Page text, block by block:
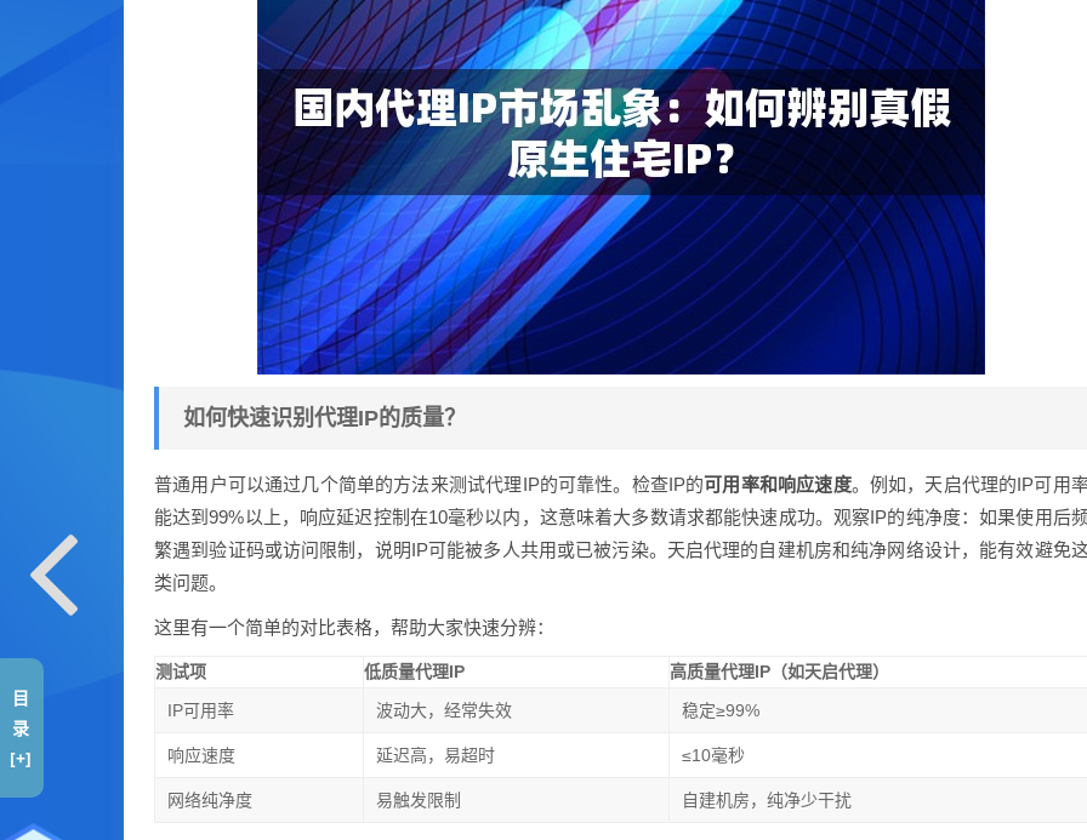
如何快速识别代理IP的质量？
普通用户可以通过几个简单的方法来测试代理IP的可靠性。检查IP的可用率和响应速度。例如，天启代理的IP可用
能达到99%以上，响应延迟控制在10毫秒以内，这意味着大多数请求都能快速成功。观察IP的纯净度：如果使用后
繁遇到验证码或访问限制，说明IP可能被多人共用或已被污染。天启代理的自建机房和纯净网络设计，能有效避免
类问题。
这里有一个简单的对比表格，帮助大家快速分辨：
测试项 低质量代理IP
高质量代理IP（如天启代理）
IP可用率
波动大，经常失效 稳定≥99%
响应速度 延迟高，易超时 ≤10毫秒
网络纯净度 易触发限制 自建机房，纯净少干扰
目
录
[+]